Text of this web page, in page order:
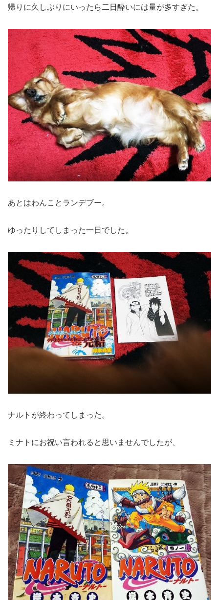
帰りに久しぶりにいったら二日酔いには量が多すぎた。
あとはわんことランデブー。
ゆったりしてしまった一日でした。
ナルトが終わってしまった。
ミナトにお祝い言われると思いませんでしたが、